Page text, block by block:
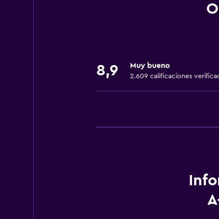
Accesibilidad
Estacionamiento accesible
Plantas superiores accesibles por
8,9 Muy bueno
2.609 calificaciones